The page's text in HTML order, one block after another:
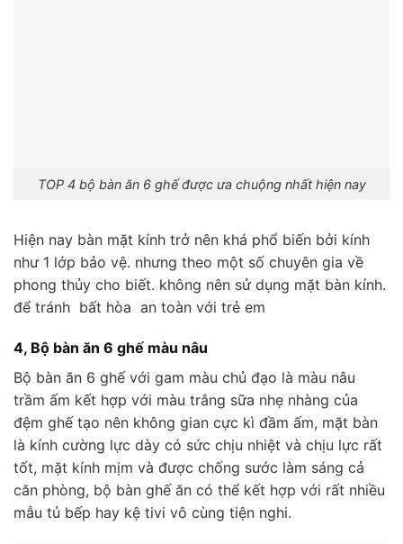
TOP 4 bộ bàn ăn 6 ghế được ưa chuộng nhất hiện nay
Hiện nay bàn mặt kính trở nên khá phổ biến bởi kính
như 1 lớp bảo vệ. nhưng theo một số chuyên gia về
phong thủy cho biết. không nên sử dụng mặt bàn kính.
để tránh bất hòa an toàn với trẻ em
4, Bộ bàn ăn 6 ghế màu nâu
Bộ bàn ăn 6 ghế với gam màu chủ đạo là màu nâu
trầm ấm kết hợp với màu trắng sữa nhẹ nhàng của
đệm ghế tạo nên không gian cực kì đầm ấm, mặt bàn
là kính cường lực dày có sức chịu nhiệt và chịu lực rất
tốt, mặt kính mịm và được chống sước làm sáng cả
căn phòng, bộ bàn ghế ăn có thể kết hợp với rất nhiều
mẫu tủ bếp hay kệ tivi vô cùng tiện nghi.